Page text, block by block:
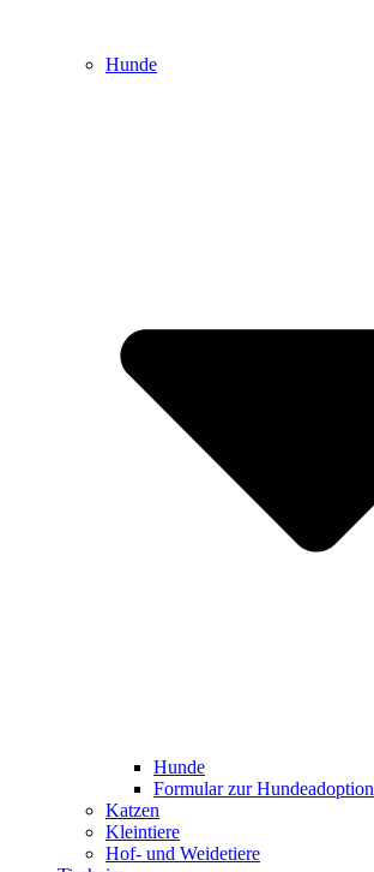
Hunde
Hunde
Formular zur Hundeadoption
Katzen
Kleintiere
Hof- und Weidetiere